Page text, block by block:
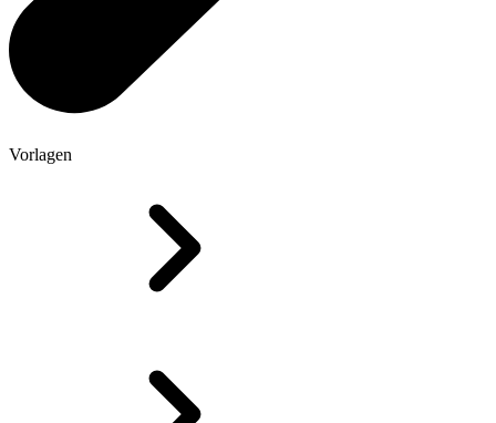
Vorlagen